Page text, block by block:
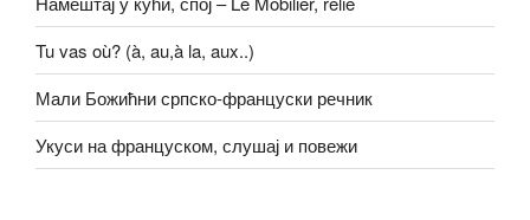
Tu vas où? (à, au,à la, aux..)
Мали Божићни српско-француски речник
Укуси на француском, слушај и повежи